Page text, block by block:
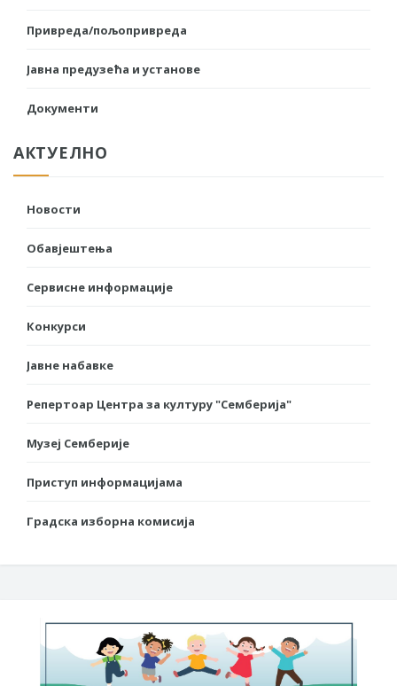
Привреда/пољопривреда
Јавна предузећа и установе
Документи
АКТУЕЛНО
Новости
Обавјештења
Сервисне информације
Конкурси
Јавне набавке
Репертоар Центра за културу "Семберија"
Музеј Семберије
Приступ информацијама
Градска изборна комисија